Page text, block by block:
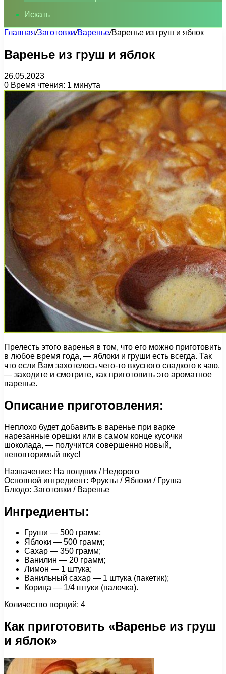
Искать
Главная/Заготовки/Варенье/Варенье из груш и яблок
Варенье из груш и яблок
26.05.2023
0 Время чтения: 1 минута
Прелесть этого варенья в том, что его можно приготовить
в любое время года, — яблоки и груши есть всегда. Так
что если Вам захотелось чего-то вкусного сладкого к чаю,
— заходите и смотрите, как приготовить это ароматное
варенье.
Описание приготовления:
Неплохо будет добавить в варенье при варке
нарезанные орешки или в самом конце кусочки
шоколада, — получится совершенно новый,
неповторимый вкус!
Назначение: На полдник / Недорого
Основной ингредиент: Фрукты / Яблоки / Груша
Блюдо: Заготовки / Варенье
Ингредиенты:
Груши — 500 грамм;
Яблоки — 500 грамм;
Сахар — 350 грамм;
Ванилин — 20 грамм;
Лимон — 1 штука;
Ванильный сахар — 1 штука (пакетик);
Корица — 1/4 штуки (палочка).
Количество порций: 4
Как приготовить «Варенье из груш
и яблок»